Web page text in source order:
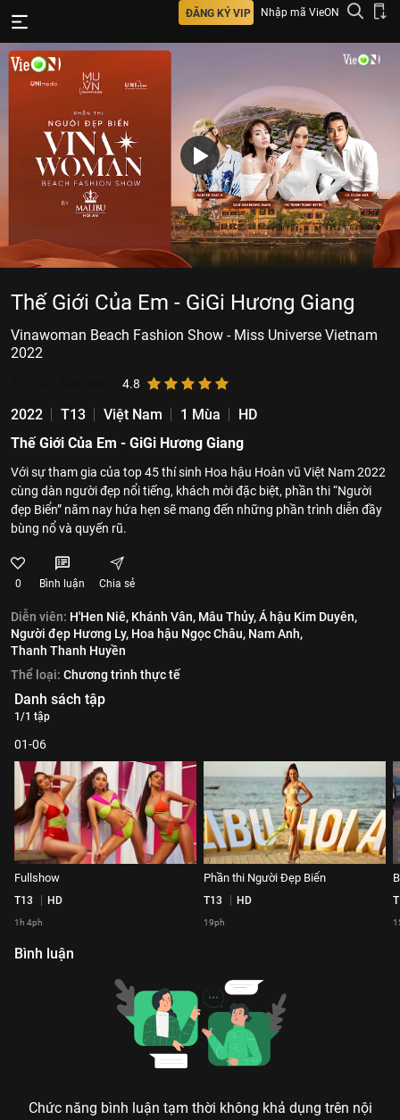
ĐĂNG KÝ VIP Nhập mã VieON
Thế Giới Của Em - GiGi Hương Giang
Vinawoman Beach Fashion Show - Miss Universe Vietnam
2022
4.8
2022 T13 Việt Nam 1 Mùa
HD
Thế Giới Của Em - GiGi Hương Giang
Với sự tham gia của top 45 thí sinh Hoa hậu Hoàn vũ Việt Nam 2022
cùng dàn người đẹp nổi tiếng, khách mời đặc biệt, phần thi “Người
đẹp Biển” năm nay hứa hẹn sẽ mang đến những phần trình diễn đầy
bùng nổ và quyến rũ.
0 Bình luận Chia sẻ
Diễn viên: H'Hen Niê, Khánh Vân, Mâu Thủy,Á hậu Kim Duyên,
Người đẹp Hương Ly, Hoa hậu Ngọc Châu, Nam Anh,
Thanh Thanh Huyền
Thể loại: Chương trình thực tế
Danh sách tập
1/1 tập
01-06
Fullshow
T13 HD
1h 4ph
Phần thi Người Đẹp Biển
T13 HD
19ph
Bình luận
Chức năng bình luận tạm thời không khả dụng trên nội